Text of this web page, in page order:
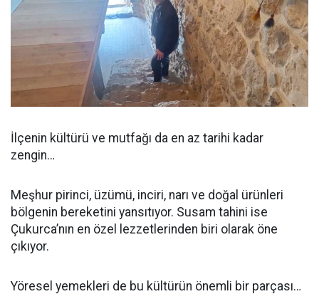
İlçenin kültürü ve mutfağı da en az tarihi kadar
zengin…
Meşhur pirinci, üzümü, inciri, narı ve doğal ürünleri
bölgenin bereketini yansıtıyor. Susam tahini ise
Çukurca’nın en özel lezzetlerinden biri olarak öne
çıkıyor.
Yöresel yemekleri de bu kültürün önemli bir parçası…